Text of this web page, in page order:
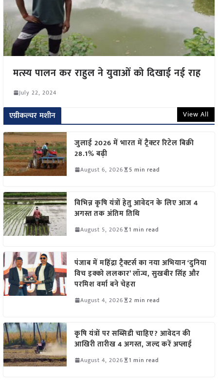
मत्स्य पालन कर राहुल ने युवाओं को दिखाई नई राह
July 22, 2024
एग्रीकल्चर मशीन View All
जुलाई 2026 में भारत में ट्रैक्टर रिटेल बिक्री
28.1% बढ़ी
August 6, 2026 5 min read
विभिन्न कृषि यंत्रों हेतु आवेदन के लिए आज 4
अगस्त तक अंतिम तिथि
August 5, 2026 1 min read
पंजाब में महिंद्रा ट्रैक्टर्स का नया अभियान ‘दुनिया
विच इक्को ललकार’ लॉन्च, सुखबीर सिंह और
परमिश वर्मा बने चेहरा
August 4, 2026 2 min read
कृषि यंत्रों पर सब्सिडी चाहिए? आवेदन की
आखिरी तारीख 4 अगस्त, जल्द करें अप्लाई
August 4, 2026 1 min read